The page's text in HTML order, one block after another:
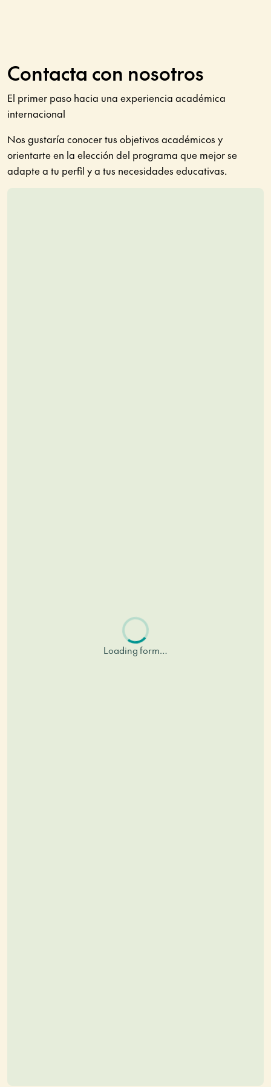
Contacta con nosotros
El primer paso hacia una experiencia académica
internacional
Nos gustaría conocer tus objetivos académicos y
orientarte en la elección del programa que mejor se
adapte a tu perfil y a tus necesidades educativas.
Loading form…